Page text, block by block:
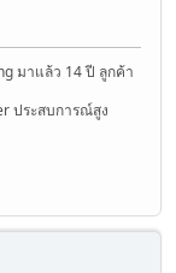
มาแล้ว 14 ปี ลูกค้า
ประสบการณ์สูง